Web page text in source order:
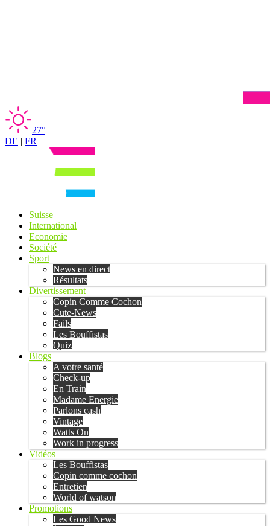
27°
DE | FR
Suisse
International
Economie
Société
Sport
News en direct
Résultats
Divertissement
Copin Comme Cochon
Cute-News
Fails
Les Bouffistas
Quiz
Blogs
A votre santé
Check-up
En Train
Madame Energie
Parlons cash
Vintage
Watts On
Work in progress
Vidéos
Les Bouffistas
Copin comme cochon
Entretien
World of watson
Promotions
Les Good News